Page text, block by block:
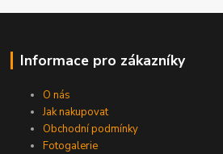
Informace pro zákazníky
O nás
Jak nakupovat
Obchodní podmínky
Fotogalerie